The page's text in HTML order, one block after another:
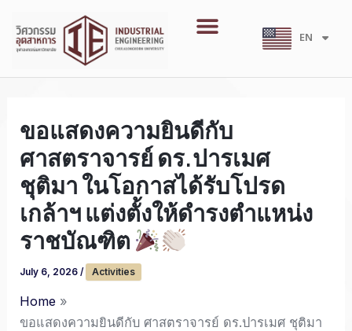
content
Menu
EN
TH
ขอแสดงความยินดีกับ
ศาสตราจารย์ ดร.ปารเมศ
ชุติมา ในโอกาสได้รับโปรด
เกล้าฯ แต่งตั้งให้ดำรงตำแหน่ง
ราชบัณฑิต
July 6, 2026/ Activities
Home
ขอแสดงความยินดีกับ ศาสตราจารย์ ดร.ปารเมศ ชุติมา